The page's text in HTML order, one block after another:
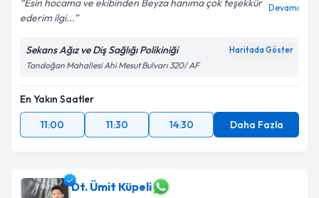
Esin hocama ve ekibinden Beyza hanıma çok teşekkür
ederim ilgi...
Devamı
Sekans Ağız ve Diş Sağlığı Polikiniği Haritada Göster
Tandoğan Mahallesi Ahi Mesut Bulvarı 320/ AF
En Yakın Saatler
11:00
11:30 14:30 Daha Fazla
Dt. Ümit Küpeli